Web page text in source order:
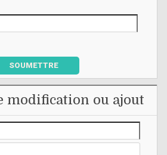
SOUMETTRE
modification ou ajout